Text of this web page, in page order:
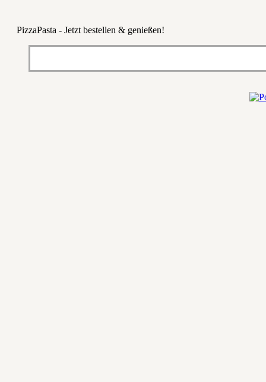
PizzaPasta - Jetzt bestellen & genießen!